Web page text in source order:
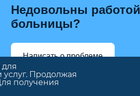
Недовольны работой
больницы?
Написать о проблеме
Продолжая
получения